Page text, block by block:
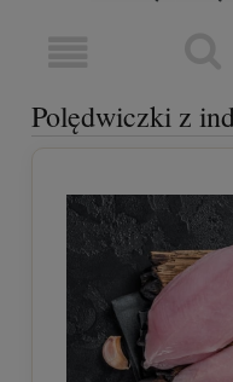
Polędwiczki z